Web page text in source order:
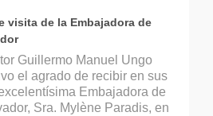
visita de la Embajadora de
Guillermo Manuel Ungo
el agrado de recibir en sus
Embajadora de
Sra. Mylène Paradis, en